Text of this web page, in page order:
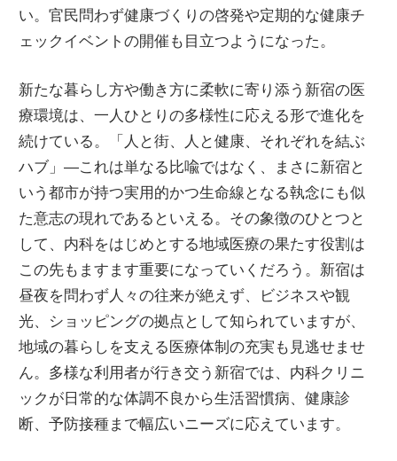
い。官民問わず健康づくりの啓発や定期的な健康チ
ェックイベントの開催も目立つようになった。
新たな暮らし方や働き方に柔軟に寄り添う新宿の医
療環境は、一人ひとりの多様性に応える形で進化を
続けている。「人と街、人と健康、それぞれを結ぶ
ハブ」―これは単なる比喩ではなく、まさに新宿と
いう都市が持つ実用的かつ生命線となる執念にも似
た意志の現れであるといえる。その象徴のひとつと
して、内科をはじめとする地域医療の果たす役割は
この先もますます重要になっていくだろう。新宿は
昼夜を問わず人々の往来が絶えず、ビジネスや観
光、ショッピングの拠点として知られていますが、
地域の暮らしを支える医療体制の充実も見逃せませ
ん。多様な利用者が行き交う新宿では、内科クリニ
ックが日常的な体調不良から生活習慣病、健康診
断、予防接種まで幅広いニーズに応えています。